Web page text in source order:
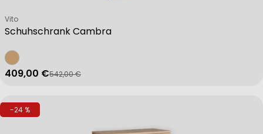
Schuhschrank Cambra
Verkäufer:
Vito
Verkaufspreis
409,00 €
Regulärer Preis
542,00 €
-24 %